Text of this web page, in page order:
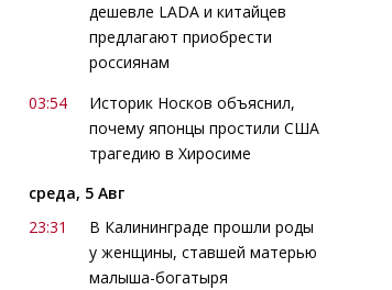
дешевле LADA и китайцев
предлагают приобрести
россиянам
03:54
Историк Носков объяснил,
почему японцы простили США
трагедию в Хиросиме
среда, 5 Авг
23:31
В Калининграде прошли роды
у женщины, ставшей матерью
малыша-богатыря